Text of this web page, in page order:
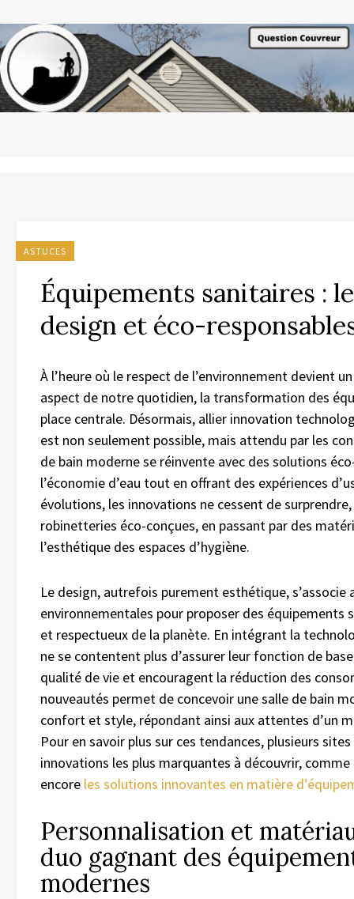
ASTUCES
Équipements sanitaires :
design et éco-
À l’heure où le respect de l’environnement devient
aspect de notre quotidien, la transformation des
place centrale. Désormais, allier innovation
est non seulement possible, mais attendu par les
de bain moderne se réinvente avec des solutions
l’économie d’eau tout en offrant des expériences
évolutions, les innovations ne cessent de
robinetteries éco-conçues, en passant par des
l’esthétique des espaces d’hygiène.
Le design, autrefois purement esthétique, s’associe
environnementales pour proposer des
et respectueux de la planète. En intégrant la
ne se contentent plus d’assurer leur fonction de
qualité de vie et encouragent la réduction des
nouveautés permet de concevoir une salle de bain
confort et style, répondant ainsi aux attentes d’un
Pour en savoir plus sur ces tendances, plusieurs
innovations les plus marquantes à découvrir, comme
encore les solutions innovantes en matière
Personnalisation et
duo gagnant des
modernes